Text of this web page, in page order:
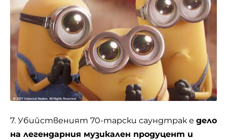
7. Убийственият 70-тарски саундтрак е дело
на легендарния музикален продуцент и